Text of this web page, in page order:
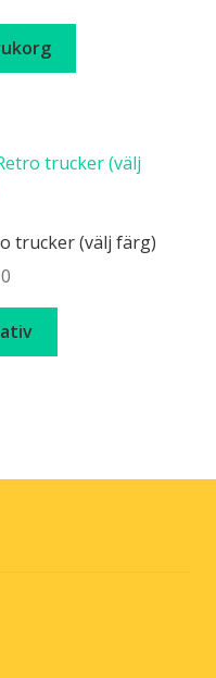
kan
på
trucker (välj färg)
De